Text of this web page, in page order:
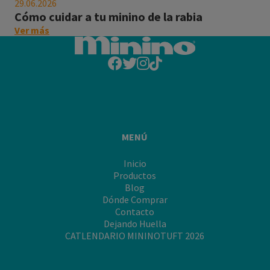
a
tu
minino
29.06.2026
Cómo cuidar a tu minino de la rabia
Ver más
MENÚ
Inicio
Productos
Blog
Dónde Comprar
Contacto
Dejando Huella
CATLENDARIO MININOTUFT 2026